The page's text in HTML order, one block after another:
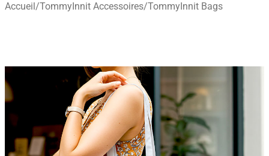
Accueil/TommyInnit Accessoires/TommyInnit Bags